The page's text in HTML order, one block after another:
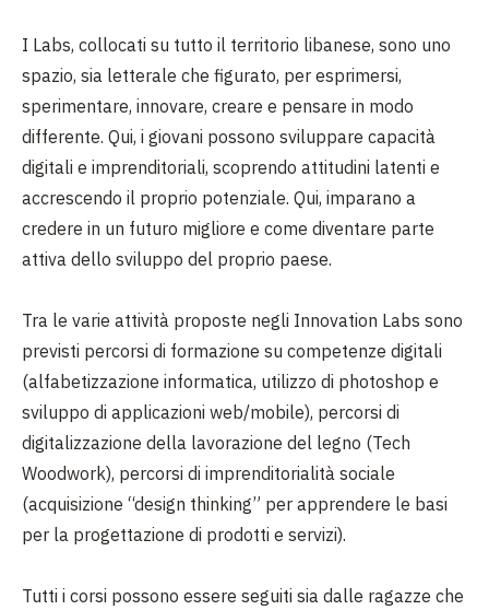
I Labs, collocati su tutto il territorio libanese, sono uno
spazio, sia letterale che figurato, per esprimersi,
sperimentare, innovare, creare e pensare in modo
differente. Qui, i giovani possono sviluppare capacità
digitali e imprenditoriali, scoprendo attitudini latenti e
accrescendo il proprio potenziale. Qui, imparano a
credere in un futuro migliore e come diventare parte
attiva dello sviluppo del proprio paese.
Tra le varie attività proposte negli Innovation Labs sono
previsti percorsi di formazione su competenze digitali
(alfabetizzazione informatica, utilizzo di photoshop e
sviluppo di applicazioni web/mobile), percorsi di
digitalizzazione della lavorazione del legno (Tech
Woodwork), percorsi di imprenditorialità sociale
(acquisizione “design thinking” per apprendere le basi
per la progettazione di prodotti e servizi).
Tutti i corsi possono essere seguiti sia dalle ragazze che